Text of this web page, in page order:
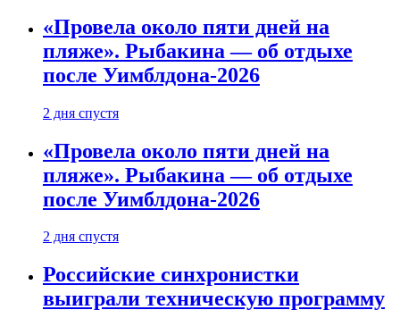
«Провела около пяти дней на
пляже». Рыбакина — об отдыхе
после Уимблдона-2026
2 дня спустя
«Провела около пяти дней на
пляже». Рыбакина — об отдыхе
после Уимблдона-2026
2 дня спустя
Российские синхронистки
выиграли техническую программу